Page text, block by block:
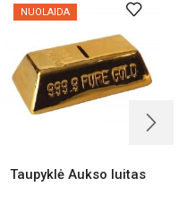
NUOLAIDA
Taupyklė Aukso luitas